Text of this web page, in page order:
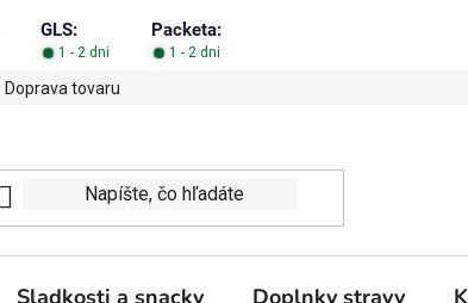
GLS: Packeta:
1 - 2 dni 1 - 2 dni
Doprava tovaru
Sladkosti a snacky Doplnky stravy